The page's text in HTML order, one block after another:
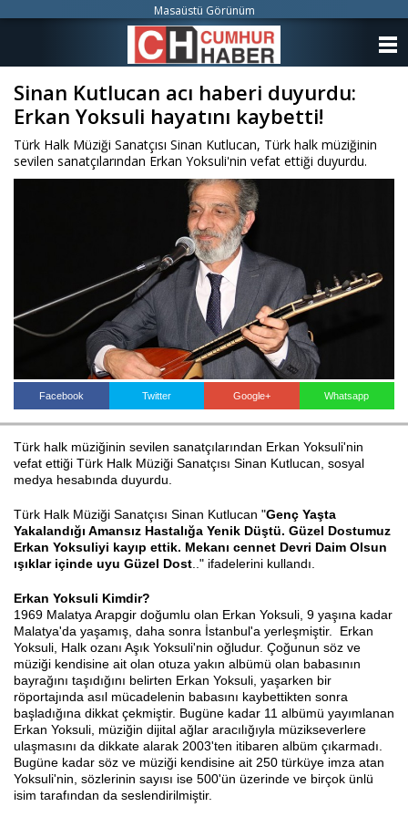
Sinan Kutlucan acı haberi duyurdu:
Erkan Yoksuli hayatını kaybetti!
Türk Halk Müziği Sanatçısı Sinan Kutlucan, Türk halk müziğinin
sevilen sanatçılarından Erkan Yoksuli'nin vefat ettiği duyurdu.
Facebook Twitter Google+ Whatsapp
Türk halk müziğinin sevilen sanatçılarından Erkan Yoksuli'nin
vefat ettiği Türk Halk Müziği Sanatçısı Sinan Kutlucan, sosyal
medya hesabında duyurdu.
Türk Halk Müziği Sanatçısı Sinan Kutlucan "Genç Yaşta
Yakalandığı Amansız Hastalığa Yenik Düştü. Güzel Dostumuz
Erkan Yoksuliyi kayıp ettik. Mekanı cennet Devri Daim Olsun
ışıklar içinde uyu Güzel Dost .." ifadelerini kullandı.
Erkan Yoksuli Kimdir?
1969 Malatya Arapgir doğumlu olan Erkan Yoksuli, 9 yaşına kadar
Malatya'da yaşamış, daha sonra İstanbul'a yerleşmiştir. Erkan
Yoksuli, Halk ozanı Aşık Yoksuli'nin oğludur. Çoğunun söz ve
müziği kendisine ait olan otuza yakın albümü olan babasının
bayrağını taşıdığını belirten Erkan Yoksuli, yaşarken bir
röportajında asıl mücadelenin babasını kaybettikten sonra
başladığına dikkat çekmiştir. Bugüne kadar 11 albümü yayımlanan
Erkan Yoksuli, müziğin dijital ağlar aracılığıyla müzikseverlere
ulaşmasını da dikkate alarak 2003'ten itibaren albüm çıkarmadı.
Bugüne kadar söz ve müziği kendisine ait 250 türküye imza atan
Yoksuli'nin, sözlerinin sayısı ise 500'ün üzerinde ve birçok ünlü
isim tarafından da seslendirilmiştir.
Masaüstü Görünüm
KATEGORİLER
ANKETLER
VİDEO GALERİ
KÜNYE
İLETİŞİM
Haberin Doğru Adresi.